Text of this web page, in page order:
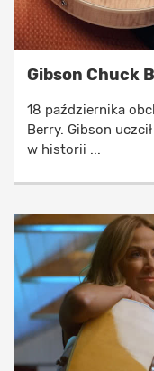
Gibson Chuck
18 października
Berry. Gibson
w historii ...